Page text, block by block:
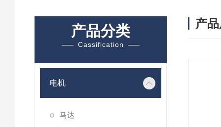
产品分类
Cassification
电机
马达
产